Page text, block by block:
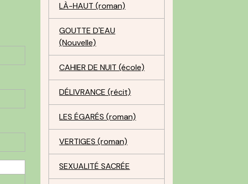
LÀ-HAUT (roman)
GOUTTE D'EAU
(Nouvelle)
CAHIER DE NUIT (école)
DÉLIVRANCE (récit)
LES ÉGARÉS (roman)
VERTIGES (roman)
SEXUALITÉ SACRÉE